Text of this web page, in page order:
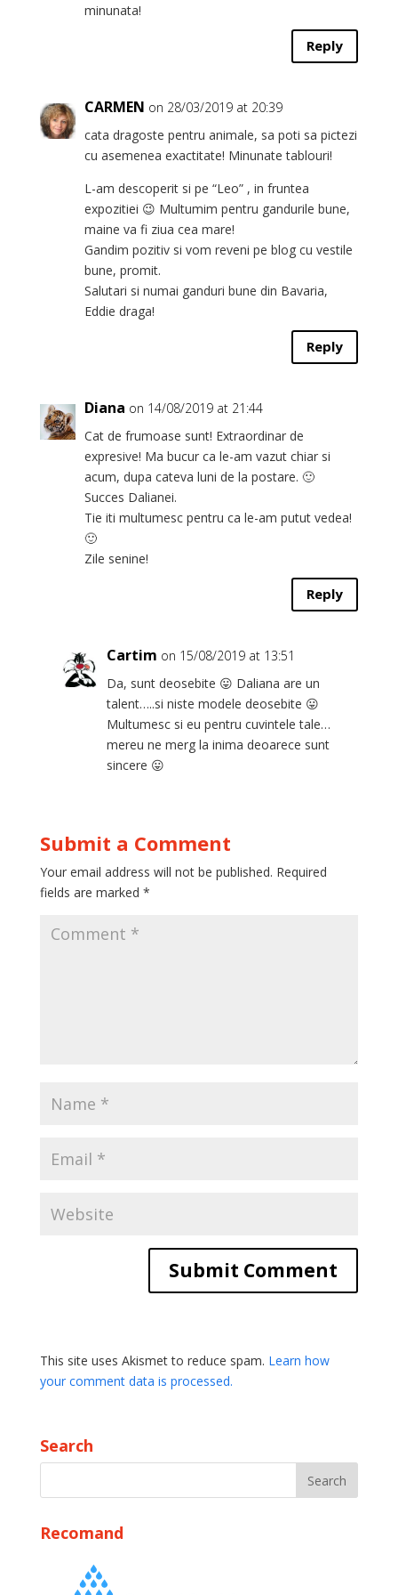
minunata!
Reply
CARMEN on 28/03/2019 at 20:39
cata dragoste pentru animale, sa poti sa pictezi
cu asemenea exactitate! Minunate tablouri!
L-am descoperit si pe “Leo” , in fruntea
expozitiei 😉 Multumim pentru gandurile bune,
maine va fi ziua cea mare!
Gandim pozitiv si vom reveni pe blog cu vestile
bune, promit.
Salutari si numai ganduri bune din Bavaria,
Eddie draga!
Reply
Diana on 14/08/2019 at 21:44
Cat de frumoase sunt! Extraordinar de
expresive! Ma bucur ca le-am vazut chiar si
acum, dupa cateva luni de la postare. 🙂
Succes Dalianei.
Tie iti multumesc pentru ca le-am putut vedea!
🙂
Zile senine!
Reply
Cartim on 15/08/2019 at 13:51
Da, sunt deosebite 😛 Daliana are un
talent…..si niste modele deosebite 😛
Multumesc si eu pentru cuvintele tale…
mereu ne merg la inima deoarece sunt
sincere 😛
Submit a Comment
Your email address will not be published. Required
fields are marked *
This site uses Akismet to reduce spam. Learn how
your comment data is processed.
Search
Recomand